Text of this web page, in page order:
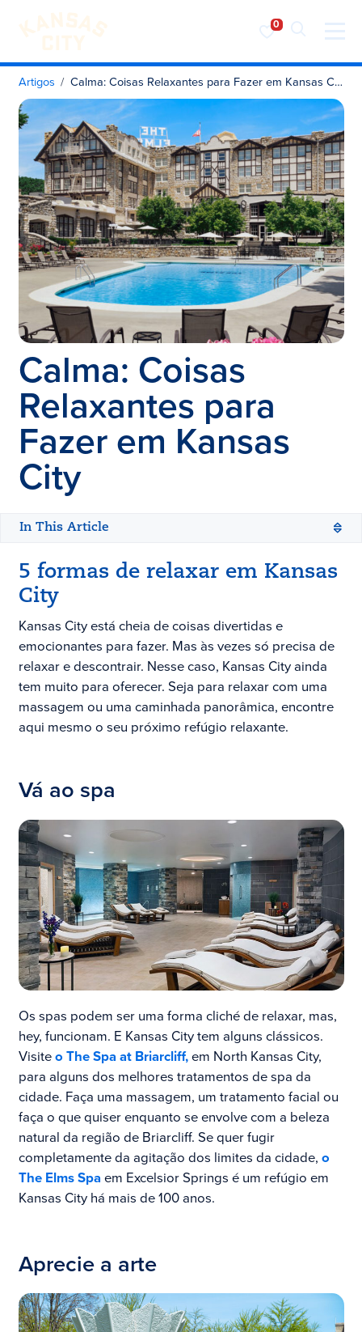
Visite o KC
Saltar para o conteúdo
Artigos Calma: Coisas Relaxantes para Fazer em Kansas City
Calma: Coisas
Relaxantes para
Fazer em Kansas
City
In This Article
5 formas de relaxar em Kansas
City
Kansas City está cheia de coisas divertidas e
emocionantes para fazer. Mas às vezes só precisa de
relaxar e descontrair. Nesse caso, Kansas City ainda
tem muito para oferecer. Seja para relaxar com uma
massagem ou uma caminhada panorâmica, encontre
aqui mesmo o seu próximo refúgio relaxante.
Vá ao spa
Os spas podem ser uma forma cliché de relaxar, mas,
hey, funcionam. E Kansas City tem alguns clássicos.
Visiteo The Spa at Briarcliff,em North Kansas City,
para alguns dos melhores tratamentos de spa da
cidade. Faça uma massagem, um tratamento facial ou
faça o que quiser enquanto se envolve com a beleza
natural da região de Briarcliff. Se quer fugir
completamente da agitação dos limites da cidade, o
The Elms Spa em Excelsior Springs é um refúgio em
Kansas City há mais de 100 anos.
Aprecie a arte